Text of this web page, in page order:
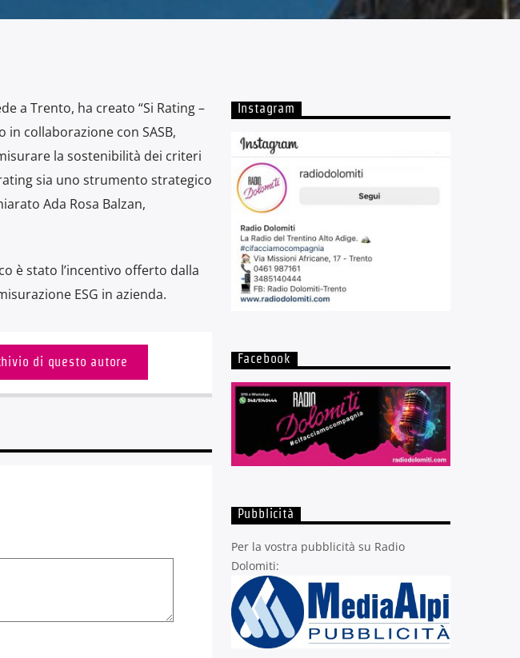
a Trento, ha creato “Si Rating –
collaborazione con SASB,
la sostenibilità dei criteri
rating sia uno strumento strategico
Ada Rosa Balzan,
è stato l’incentivo offerto dalla
ESG in azienda.
di questo autore
Instagram
Facebook
Pubblicità
Per la vostra pubblicità su Radio
Dolomiti: